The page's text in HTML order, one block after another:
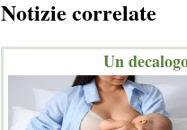
Notizie correlate
Un